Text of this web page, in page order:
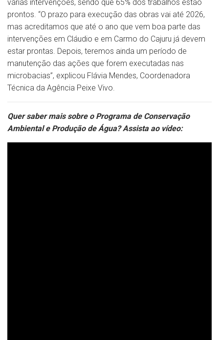
várias intervenções, sendo que 65% dos trabalhos estão
prontos. “O prazo para execução das obras vai até 2026,
mas acreditamos que até o ano que vem boa parte das
intervenções em Cláudio e em Carmo do Cajuru já devem
estar prontas. Depois, teremos ainda um período de
manutenção das ações que forem executadas nas
microbacias”, explicou Flávia Mendes, Coordenadora
Técnica da Agência Peixe Vivo.
Quer saber mais sobre o Programa de Conservação
Ambiental e Produção de Água? Assista ao vídeo: